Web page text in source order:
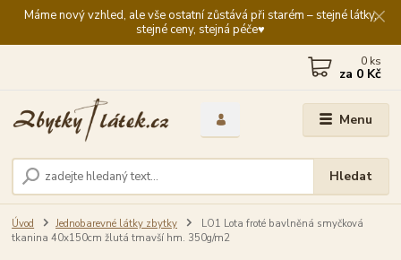
Máme nový vzhled, ale vše ostatní zůstává při starém – stejné látky,
stejné ceny, stejná péče♥️
Menu
Hledat
0 ks
za 0 Kč
Úvod Jednobarevné látky zbytky
LO1 Lota froté bavlněná smyčková
tkanina 40x150cm žlutá tmavší hm. 350g/m2